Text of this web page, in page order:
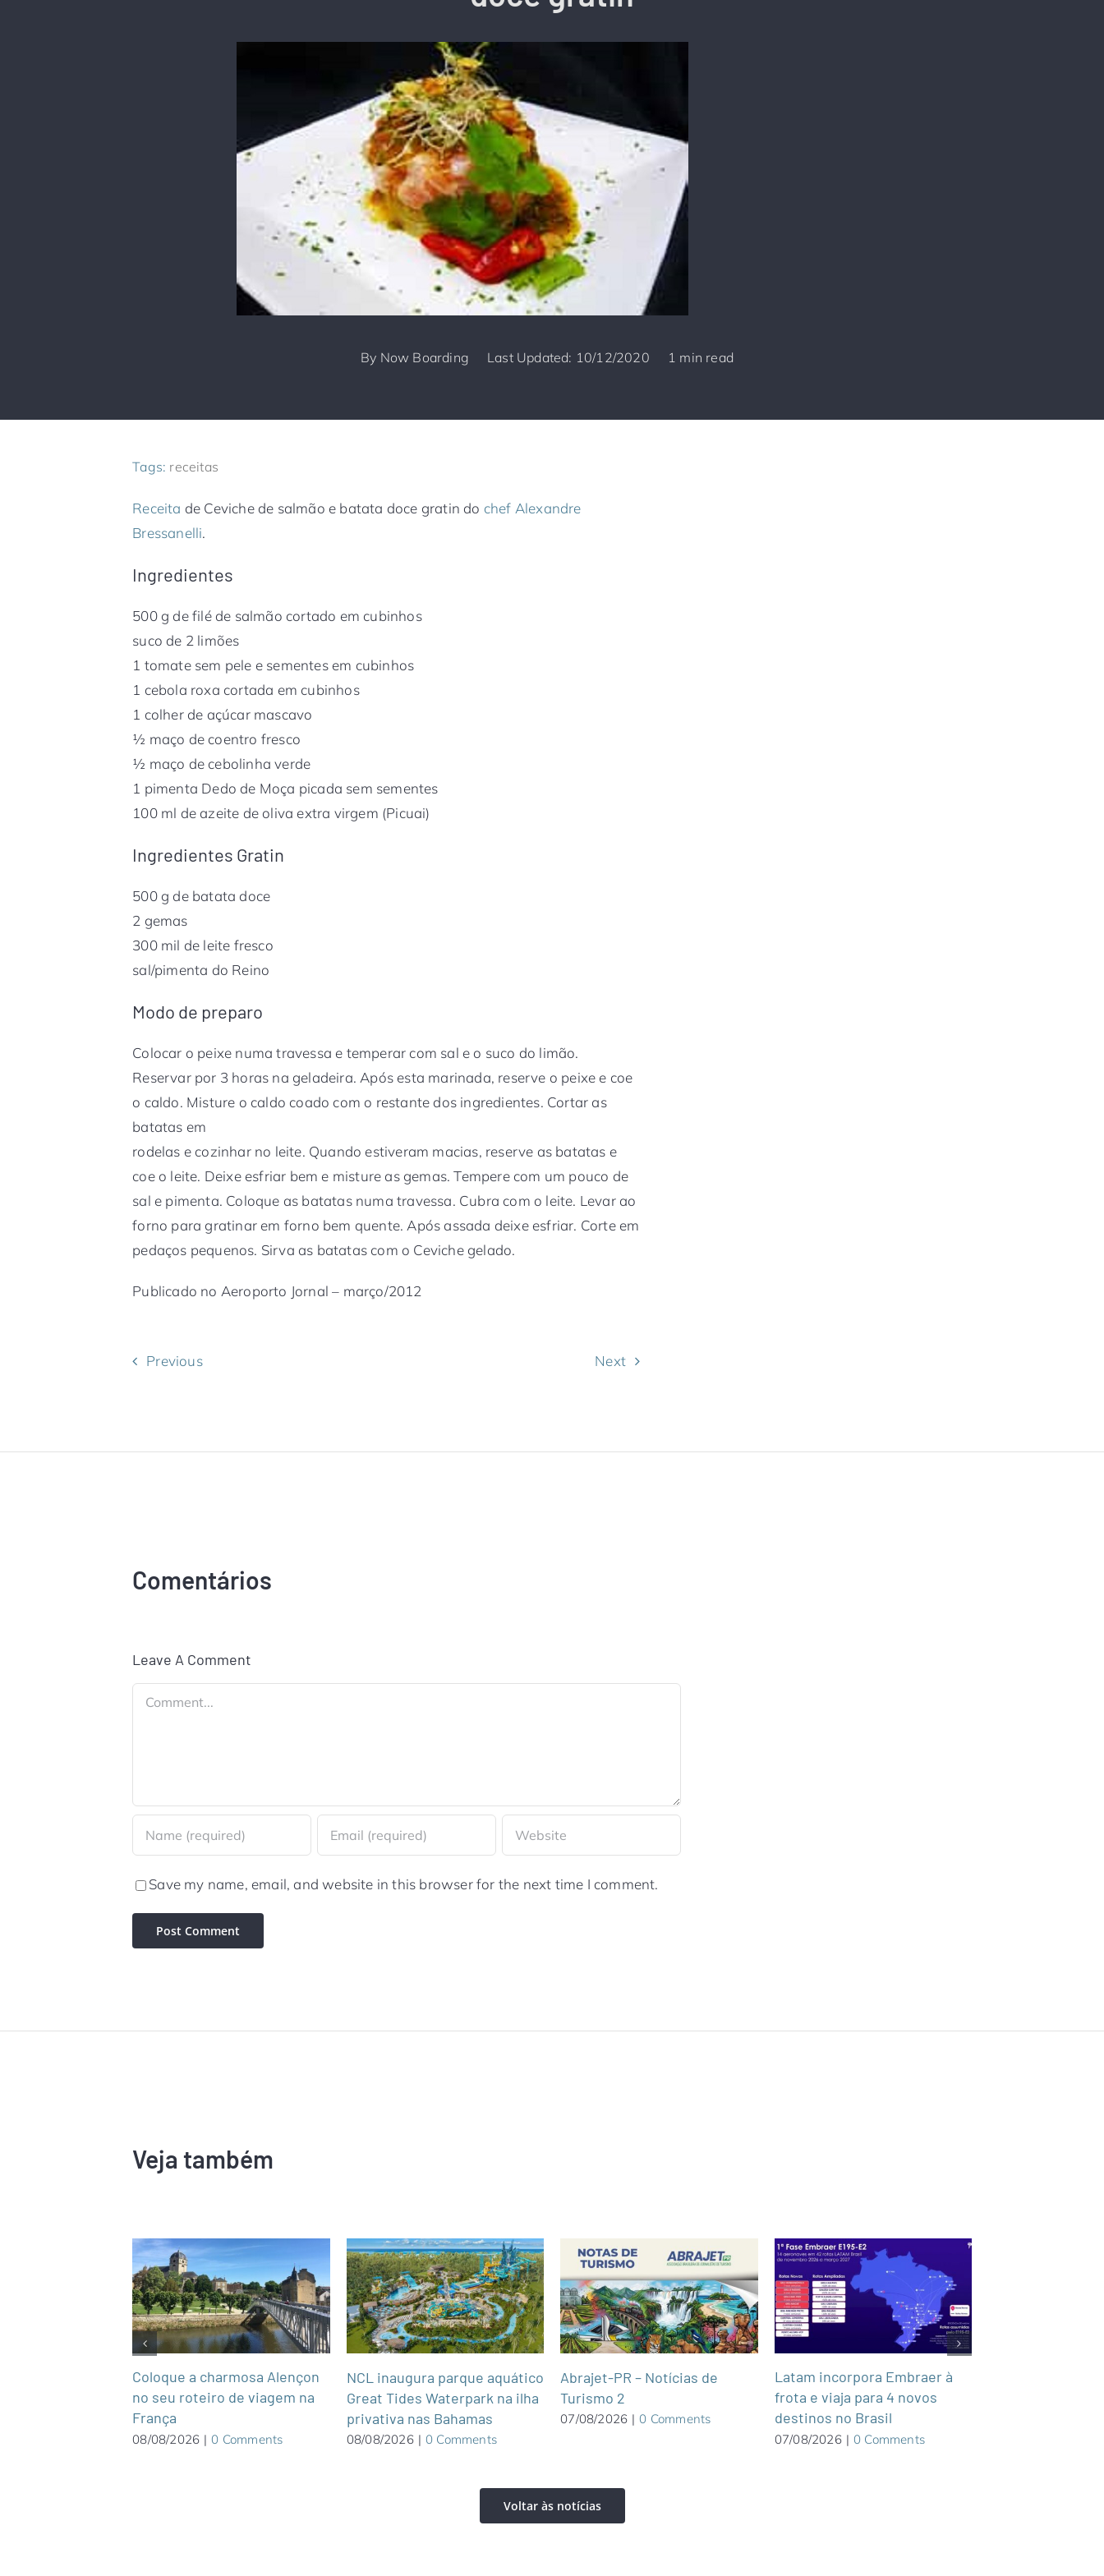
By Now Boarding Last Updated: 10/12/2020 1 min read
Tags: receitas
Receita de Ceviche de salmão e batata doce gratin do chef Alexandre
Bressanelli.
Ingredientes
500 g de filé de salmão cortado em cubinhos
suco de 2 limões
1 tomate sem pele e sementes em cubinhos
1 cebola roxa cortada em cubinhos
1 colher de açúcar mascavo
½ maço de coentro fresco
½ maço de cebolinha verde
1 pimenta Dedo de Moça picada sem sementes
100 ml de azeite de oliva extra virgem (Picuai)
Ingredientes Gratin
500 g de batata doce
2 gemas
300 mil de leite fresco
sal/pimenta do Reino
Modo de preparo
Colocar o peixe numa travessa e temperar com sal e o suco do limão.
Reservar por 3 horas na geladeira. Após esta marinada, reserve o peixe e coe
o caldo. Misture o caldo coado com o restante dos ingredientes. Cortar as
batatas em
rodelas e cozinhar no leite. Quando estiveram macias, reserve as batatas e
coe o leite. Deixe esfriar bem e misture as gemas. Tempere com um pouco de
sal e pimenta. Coloque as batatas numa travessa. Cubra com o leite. Levar ao
forno para gratinar em forno bem quente. Após assada deixe esfriar. Corte em
pedaços pequenos. Sirva as batatas com o Ceviche gelado.
Publicado no Aeroporto Jornal – março/2012
Previous Next
Comentários
Leave A Comment
Comment
Save my name, email, and website in this browser for the next time I comment.
Veja também
Coloque a charmosa Alençon
no seu roteiro de viagem na
França
08/08/2026 | 0 Comments
NCL inaugura parque aquático
Great Tides Waterpark na ilha
privativa nas Bahamas
08/08/2026 | 0 Comments
Abrajet-PR – Notícias de
Turismo 2
07/08/2026 | 0 Comments
Latam incorpora Embraer à
frota e viaja para 4 novos
destinos no Brasil
07/08/2026 | 0 Comments
Voltar às notícias